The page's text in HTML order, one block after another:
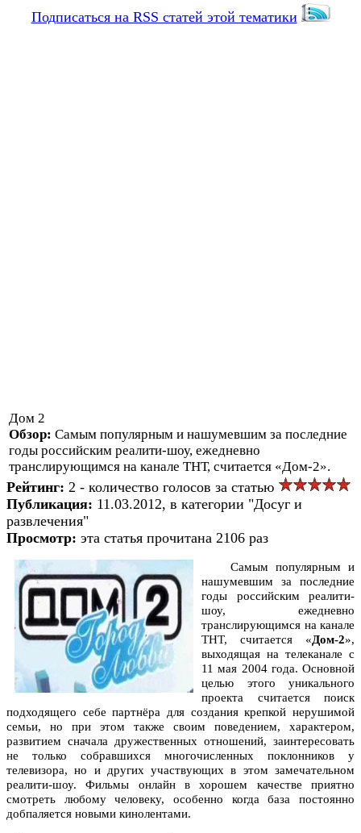
Подписаться на RSS статей этой тематики
Дом 2
Обзор: Самым популярным и нашумевшим за последние
годы российским реалити-шоу, ежедневно
транслирующимся на канале ТНТ, считается «Дом-2».
Рейтинг: 2 - количество голосов за статью
Публикация: 11.03.2012, в категории "Досуг и
развлечения"
Просмотр: эта статья прочитана 2106 раз
Самым популярным и
нашумевшим за последние
годы российским реалити-
шоу, ежедневно
транслирующимся на канале
ТНТ, считается «Дом-2»,
выходящая на телеканале с
11 мая 2004 года. Основной
целью этого уникального
проекта считается поиск
подходящего себе партнёра для создания крепкой нерушимой
семьи, но при этом также своим поведением, характером,
развитием сначала дружественных отношений, заинтересовать
не только собравшихся многочисленных поклонников у
телевизора, но и других участвующих в этом замечательном
реалити-шоу.Фильмы онлайн в хорошем качестве приятно
смотреть любому человеку, особенно когда база постоянно
добпаляется новыми кинолентами.